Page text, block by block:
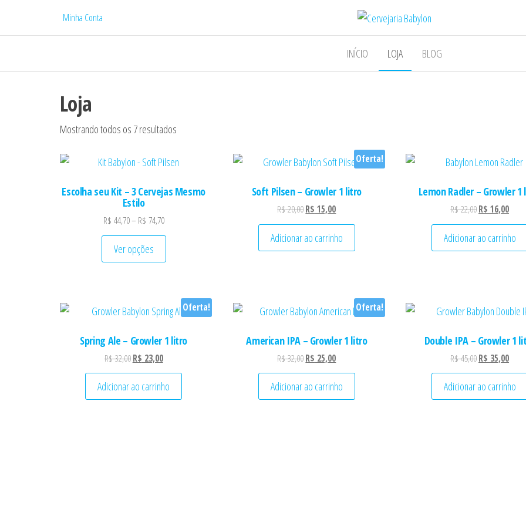
Cervejaria Babylon Receitas do Mundo, Sotaque
Minha Conta
INÍCIO LOJA BLOG
Loja
Mostrando todos os 7 resultados
Escolha seu Kit – 3 Cervejas Mesmo
Estilo
R$ 44,70– R$ 74,70Faixa de preço: R$ 44,70 através R$ 74,70
Ver opções
Este produto tem várias variantes. As opções podem ser escolhidas na página do produto
Oferta!
Soft Pilsen – Growler 1 litro
R$20,00O preço original era: R$ 20,00.
R$ 15,00O preço atual é: R$ 15,00.
Adicionar ao carrinho
Lemon Radler – Growler
R$22,00O preço
R$ 16,00O
Adicionar ao carrinho
Oferta!
Spring Ale – Growler 1 litro
R$32,00 O preço original era: R$ 32,00.
R$ 23,00O preço atual é: R$ 23,00.
Adicionar ao carrinho
Oferta!
American IPA – Growler 1 litro
R$32,00O preço original era: R$ 32,00.
R$ 25,00O preço atual é: R$ 25,00.
Adicionar ao carrinho
Double IPA – Growler 1
R$45,00O preço
R$ 35,00O
Adicionar ao carrinho